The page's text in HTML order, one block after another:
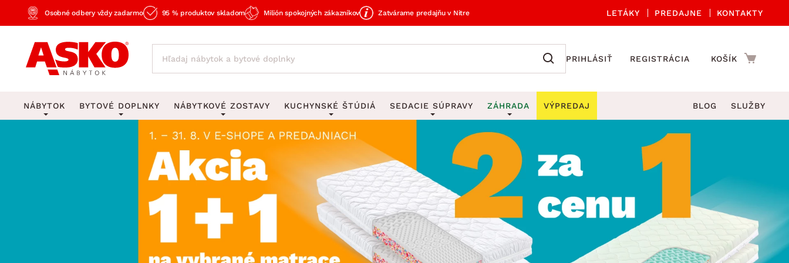
Osobné odbery vždy zadarmo 95 % produktov skladom Milión spokojných zákazníkov Zatvárame predajňu v Nitre LETÁKY PREDAJNE KONTAKTY
PRIHLÁSIŤ REGISTRÁCIA KOŠÍK
NÁBYTOK BYTOVÉ DOPLNKY
OSVETLENIE
Stolové lampy a lampičky
Stropné osvetlenie
Lustre a závesné svietidlá
Stojacie lampy
Zobrazit vše
DEKORÁCIE
Obrazy
Zrkadlá
Hodiny
Vázy
Zobrazit vše
UKLADANIE A ORGANIZÁCIA
Vešiaky na kľúče
Stojany na dáždniky
Stojany na noviny
Stojany na oblečenie
Zobrazit vše
DROBNÉ BYTOVÉ DOPLNKY
Kuchynské príslušenstvo
Záhradné doplnky
NÁBYTKOVÉ ZOSTAVY
Obývacie zostavy
Spálňové zostavy
Kuchynské zostavy
Predsieňové zostavy
KUCHYNSKÉ ŠTÚDIÁ SEDACIE SÚPRAVY
Sedacie súpravy do U
Rohové sedacie súpravy
Sedacie súpravy 3-2-1
Sedacie súpravy na mieru
ZÁHRADA
Záhradné stoličky a kreslá
Záhradné stoly
Záhradné hojdačky
Záhradné lehátka
VÝPREDAJ BLOG SLUŽBY